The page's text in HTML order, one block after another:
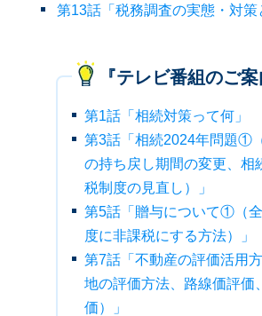
第13話「税務調査の実態・対策
『テレビ番組のご
第1話「相続対策って何」
第3話「相続2024年問題①
の持ち戻し期間の変更、相
税制度の見直し）」
第5話「贈与について①（
度に非課税にする方法）」
第7話「不動産の評価活用
地の評価方法、路線価評価
価）」